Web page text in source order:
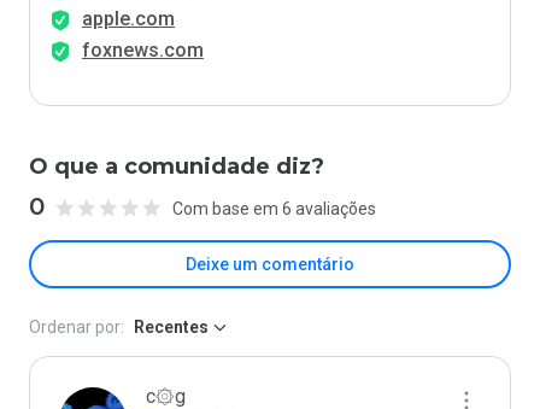
apple.com
foxnews.com
O que a comunidade diz?
0 Com base em 6 avaliações
Deixe um comentário
Ordenar por: Recentes
c۞g